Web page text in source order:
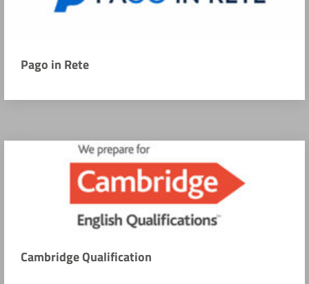
Pago in Rete
Cambridge Qualification